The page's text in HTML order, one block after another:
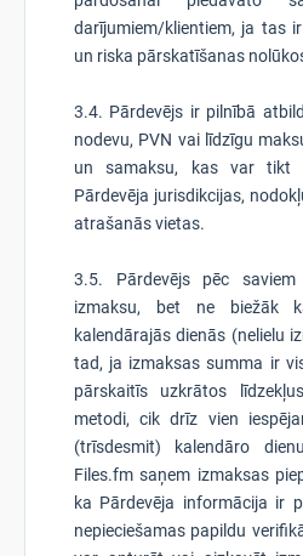
darījumiem/klientiem, ja tas
un riska pārskatīšanas
3.4. Pārdevējs ir pilnībā
nodevu, PVN vai līdzīgu
un samaksu, kas var tikt
Pārdevēja jurisdikcijas,
atrašanās vietas.
3.5. Pārdevējs pēc
izmaksu, bet ne biežāk
kalendārajās dienās (nelielu
tad, ja izmaksas summa ir
pārskaitīs uzkrātos
metodi, cik drīz vien
(trīsdesmit) kalendāro
Files.fm saņem izmaksas
ka Pārdevēja informācija ir
nepieciešamas papildu